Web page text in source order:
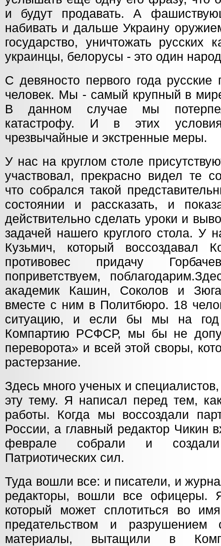
и будут продавать. А
набивать и дальше Украину
государство, уничтожать русских
украинцы, белорусы - это один
С девяносто первого года
человек. Мы - самый крупный в
В данном случае мы
катастрофу. И в этих
чрезвычайные и экстренные меры.
У нас на круглом столе
участвовал, прекрасно видел те
что собрался такой
состоянии и рассказать, и
действительно сделать уроки и
задачей нашего круглого стола. У
Кузьмич, который воссоздавал
противовес придачу
поприветствуем,
академик Кашин, Соколов и
вместе с ним в Политбюро. 18
ситуацию, и если бы мы на год
Компартию РСФСР, мы бы не
переворота» и всей этой своры,
растерзание.
Здесь много ученых и
эту тему. Я написал перед тем,
работы. Когда мы воссоздали
России, а главный редактор Чикин
феврале собрали и
Патриотических сил.
Туда вошли все: и писатели, и
редакторы, вошли все офицеры.
который может сплотиться во
предательством и разрушением
материалы, вытащили в